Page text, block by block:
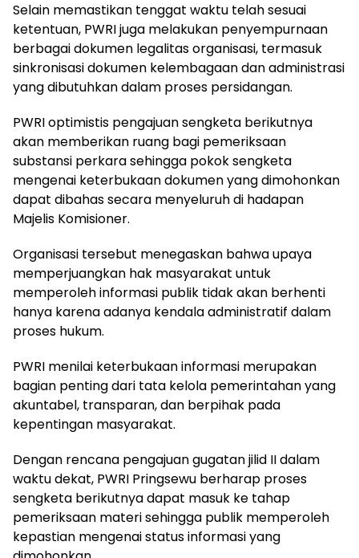
Selain memastikan tenggat waktu telah sesuai
ketentuan, PWRI juga melakukan penyempurnaan
berbagai dokumen legalitas organisasi, termasuk
sinkronisasi dokumen kelembagaan dan administrasi
yang dibutuhkan dalam proses persidangan.
PWRI optimistis pengajuan sengketa berikutnya
akan memberikan ruang bagi pemeriksaan
substansi perkara sehingga pokok sengketa
mengenai keterbukaan dokumen yang dimohonkan
dapat dibahas secara menyeluruh di hadapan
Majelis Komisioner.
Organisasi tersebut menegaskan bahwa upaya
memperjuangkan hak masyarakat untuk
memperoleh informasi publik tidak akan berhenti
hanya karena adanya kendala administratif dalam
proses hukum.
PWRI menilai keterbukaan informasi merupakan
bagian penting dari tata kelola pemerintahan yang
akuntabel, transparan, dan berpihak pada
kepentingan masyarakat.
Dengan rencana pengajuan gugatan jilid II dalam
waktu dekat, PWRI Pringsewu berharap proses
sengketa berikutnya dapat masuk ke tahap
pemeriksaan materi sehingga publik memperoleh
kepastian mengenai status informasi yang